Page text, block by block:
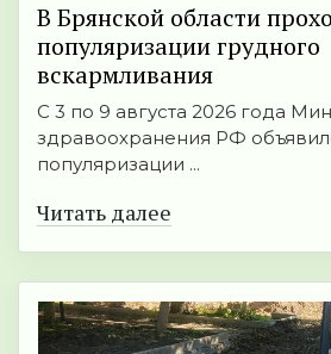
В Брянской области
популяризации грудного
вскармливания
С 3 по 9 августа 2026 года
здравоохранения РФ
популяризации ...
Читать далее